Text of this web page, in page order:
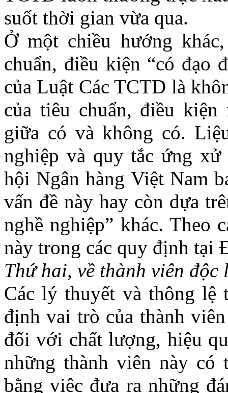
suốt thời gian vừa qua.
Ở một chiều hướng
chuẩn, điều kiện “có đạo
của Luật Các TCTD là
của tiêu chuẩn, điều
giữa có và không có.
nghiệp và quy tắc ứng xử
hội Ngân hàng Việt Nam
vấn đề này hay còn dựa
nghề nghiệp” khác. Theo
này trong các quy định tại
Thứ hai, về thành viên
Các lý thuyết và thông lệ
định vai trò của thành
đối với chất lượng, hiệu
những thành viên này
bằng việc đưa ra những